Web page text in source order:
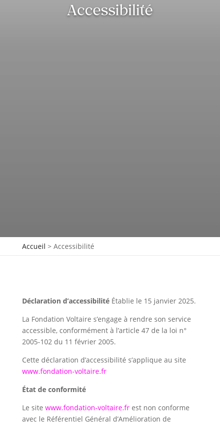
Accessibilité
Accueil > Accessibilité
Déclaration d’accessibilitéÉtablie le 15 janvier 2025.
La Fondation Voltaire s’engage à rendre son service
accessible, conformément à l’article 47 de la loi n°
2005-102 du 11 février 2005.
Cette déclaration d’accessibilité s’applique au site
www.fondation-voltaire.fr
État de conformité
Le site www.fondation-voltaire.frest non conforme
avec le Référentiel Général d’Amélioration de